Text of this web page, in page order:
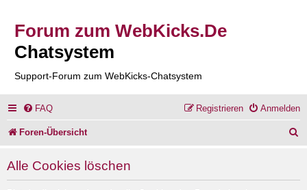
Forum zum WebKicks.De
Chatsystem
Support-Forum zum WebKicks-Chatsystem
FAQ Anmelden
Registrieren
Foren-Übersicht
Alle Cookies löschen